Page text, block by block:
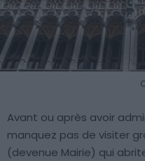
Avant ou après avoir
manquez pas de visiter
(devenue Mairie) qui